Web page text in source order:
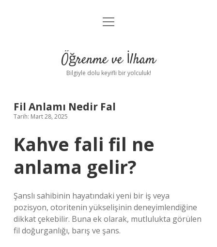
Anasayfa
Yasal Uyarı
menüyü
Öğrenme ve İlham
Bilgiyle dolu keyifli bir yolculuk!
Fil Anlamı Nedir Fal
Tarih: Mart 28, 2025
Kahve fali fil ne
anlama gelir?
Şanslı sahibinin hayatındaki yeni bir iş veya
pozisyon, otoritenin yükselişinin deneyimlendiğine
dikkat çekebilir. Buna ek olarak, mutlulukta görülen
fil doğurganlığı, barış ve şans.